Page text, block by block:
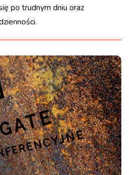
po trudnym dniu oraz